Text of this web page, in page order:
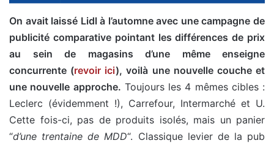
On avait laissé Lidl à l’automne avec une campagne de
publicité comparative pointant les différences de prix
au sein de magasins d’une même enseigne
concurrente (revoir ici), voilà une nouvelle couche et
une nouvelle approche. Toujours les 4 mêmes cibles :
Leclerc (évidemment !), Carrefour, Intermarché et U.
Cette fois-ci, pas de produits isolés, mais un panier
“d’une trentaine de MDD“. Classique levier de la pub